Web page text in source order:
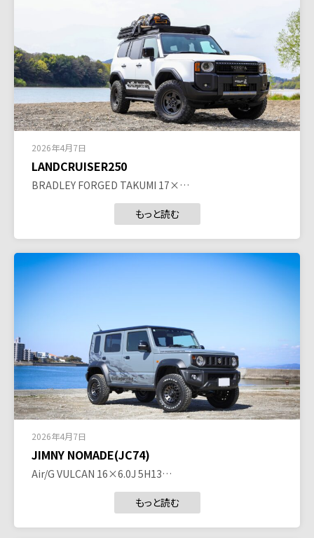
2026年4月7日
LANDCRUISER250
BRADLEY FORGED TAKUMI 17×…
もっと読む
2026年4月7日
JIMNY NOMADE(JC74)
Air/G VULCAN 16×6.0J 5H13…
もっと読む